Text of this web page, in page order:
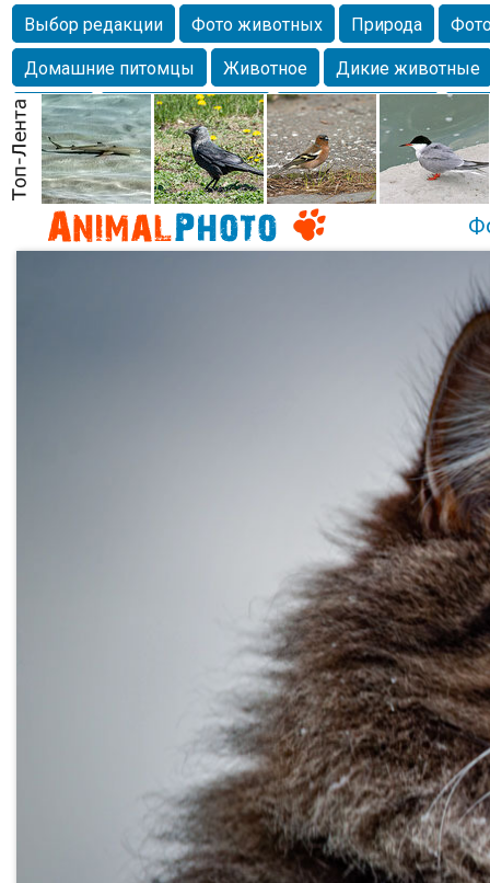
Выбор редакции Фото животных Природа
Домашние питомцы
Животное
Дикие животные
Собаки
Alexanderandronik Млекопитающие
Морда
Собачка Осень Портрет
Домашние
Насекомое
Коты Lebert Дикие птицы Утка